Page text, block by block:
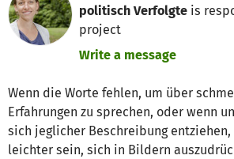
politisch Verfolgte is
project
Write a message
Wenn die Worte fehlen, um über
Erfahrungen zu sprechen, oder wenn
sich jeglicher Beschreibung entziehen,
leichter sein, sich in Bildern